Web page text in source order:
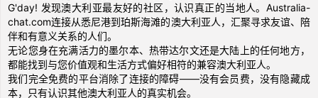
G'day! 发现澳大利亚最友好的社区，认识真正的当地人。Australia-
chat.com连接从悉尼港到珀斯海滩的澳大利亚人，汇聚寻求友谊、陪
伴和有意义关系的人们。
无论您身在充满活力的墨尔本、热带达尔文还是大陆上的任何地方，
都能找到与您价值观和生活方式偏好相符的兼容澳大利亚人。
我们完全免费的平台消除了连接的障碍——没有会员费，没有隐藏成
本，只有认识其他澳大利亚人的真实机会。